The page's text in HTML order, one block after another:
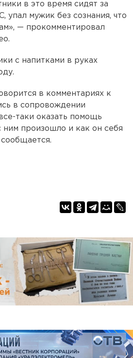
в это время сидят за
упал мужик без сознания, что
— прокомментировал
с напитками в руках
в комментариях к
в сопровождении
таки оказать помощь
ним произошло и как он себя
сообщается.